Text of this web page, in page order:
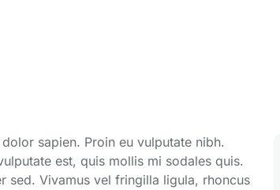
sapien. Proin eu vulputate nibh.
est, quis mollis mi sodales quis.
sed. Vivamus vel fringilla ligula, rhoncus